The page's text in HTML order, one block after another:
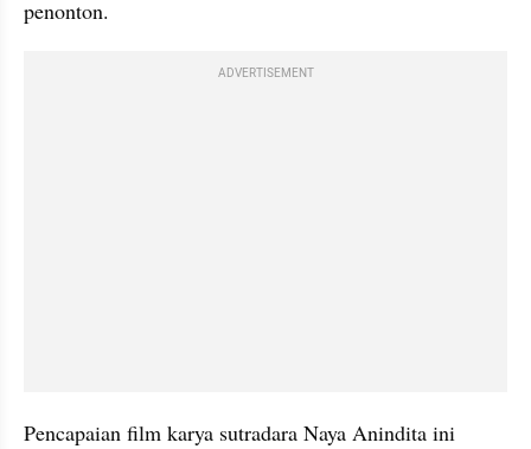
penonton.
ADVERTISEMENT
Pencapaian film karya sutradara Naya Anindita ini